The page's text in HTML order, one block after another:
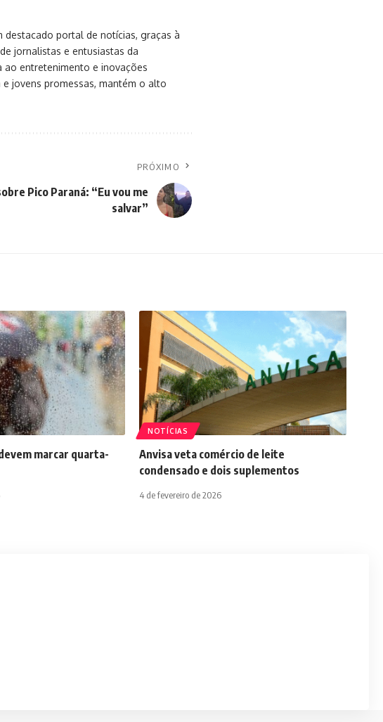
destacado portal de notícias, graças à
jornalistas e entusiastas da
entretenimento e inovações
jovens promessas, mantém o alto
PRÓXIMO
Pico Paraná: “Eu vou me
salvar”
marcar quarta-
NOTÍCIAS
Anvisa veta comércio de leite
condensado e dois suplementos
4 de fevereiro de 2026